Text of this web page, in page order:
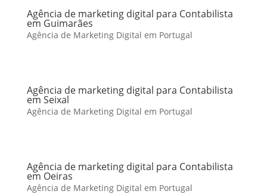
Agência de marketing digital para Contabilista
em Guimarães
Agência de Marketing Digital em Portugal
Agência de marketing digital para Contabilista
em Seixal
Agência de Marketing Digital em Portugal
Agência de marketing digital para Contabilista
em Oeiras
Agência de Marketing Digital em Portugal